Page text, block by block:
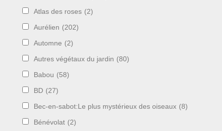
Atlas des roses (2)
Aurélien (202)
Automne (2)
Autres végétaux du jardin (80)
Babou (58)
BD (27)
Bec-en-sabot:Le plus mystérieux des oiseaux (8)
Bénévolat (2)